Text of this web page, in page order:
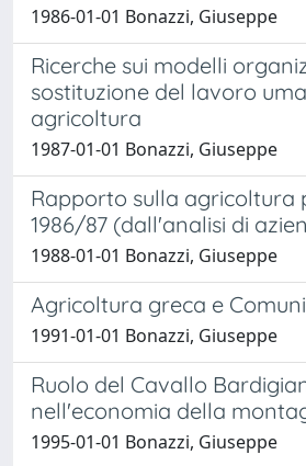
1986-01-01 Bonazzi, Giuseppe
Ricerche sui modelli
sostituzione del lavoro
agricoltura
1987-01-01 Bonazzi, Giuseppe
Rapporto sulla agricoltura
1986/87 (dall'analisi di
1988-01-01 Bonazzi, Giuseppe
Agricoltura greca e
1991-01-01 Bonazzi, Giuseppe
Ruolo del Cavallo
nell'economia della
1995-01-01 Bonazzi, Giuseppe